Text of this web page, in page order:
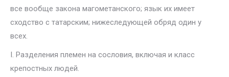
все вообще закона магометанского; язык их имеет
сходство с татарским; нижеследующей обряд один у
всех.
I. Разделения племен на сословия, включая и класс
крепостных людей.